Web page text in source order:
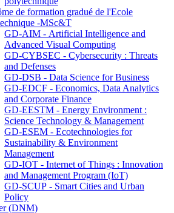
de formation gradué de l'Ecole
-MSc&T
GD-AIM - Artificial Intelligence and
Advanced Visual Computing
GD-CYBSEC - Cybersecurity : Threats
and Defenses
GD-DSB - Data Science for Business
GD-EDCF - Economics, Data Analytics
and Corporate Finance
GD-EESTM - Energy Environment :
Science Technology & Management
GD-ESEM - Ecotechnologies for
Sustainability & Environment
Management
GD-IOT - Internet of Things : Innovation
and Management Program (IoT)
GD-SCUP - Smart Cities and Urban
Policy
(DNM)